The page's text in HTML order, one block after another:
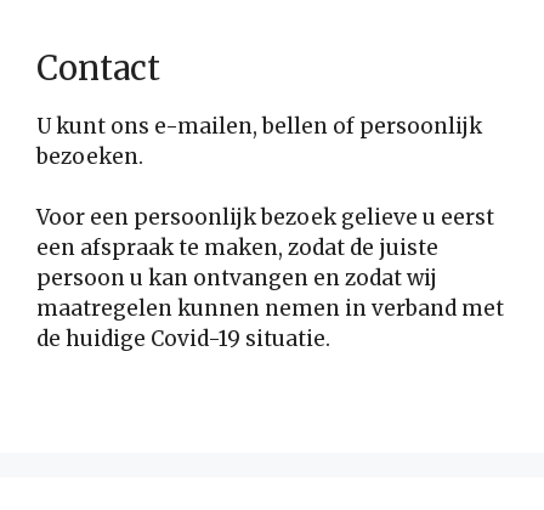
Contact
U kunt ons e-mailen, bellen of persoonlijk
bezoeken.
Voor een persoonlijk bezoek gelieve u eerst
een afspraak te maken, zodat de juiste
persoon u kan ontvangen en zodat wij
maatregelen kunnen nemen in verband met
de huidige Covid-19 situatie.